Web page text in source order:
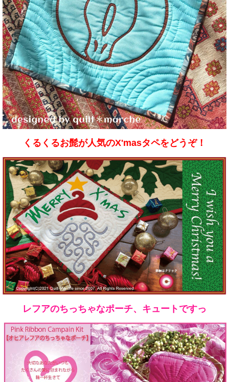
くるくるお髭が人気のX'masタペをどうぞ！
レフアのちっちゃなポーチ、キュートですっ